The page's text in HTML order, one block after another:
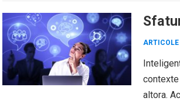
ARTICOLE
altora.